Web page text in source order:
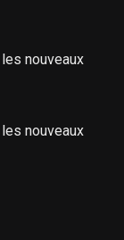
nouveaux
nouveaux